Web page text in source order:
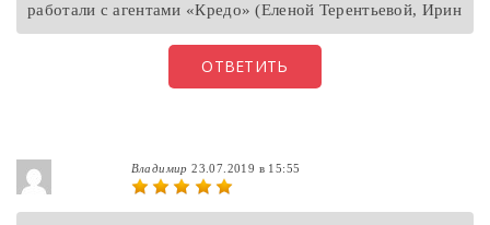
работали с агентами «Кредо» (Еленой Терентьевой, Ирин
ОТВЕТИТЬ
Владимир23.07.2019 в 15:55